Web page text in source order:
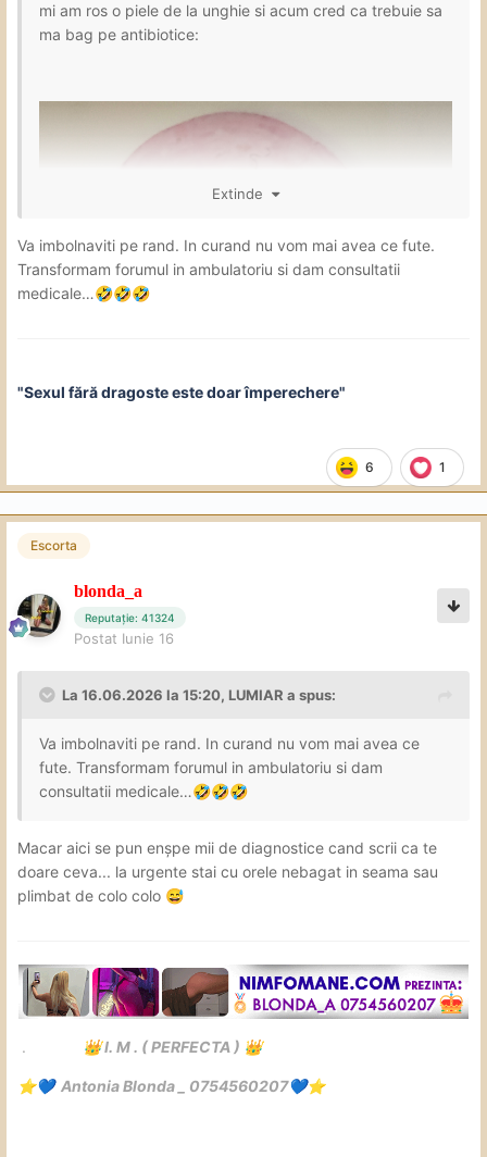
mi am ros o piele de la unghie si acum cred ca trebuie sa
ma bag pe antibiotice:
Extinde
Va imbolnaviti pe rand. In curand nu vom mai avea ce fute.
Transformam forumul in ambulatoriu si dam consultatii
medicale…🤣🤣🤣
6 1
"Sexul fără dragoste este doar împerechere"
Escorta
blonda_a
Reputație: 41324
Postat Iunie 16
La 16.06.2026 la 15:20, LUMIAR a spus:
Va imbolnaviti pe rand. In curand nu vom mai avea ce
fute. Transformam forumul in ambulatoriu si dam
consultatii medicale…🤣🤣🤣
Macar aici se pun enșpe mii de diagnostice cand scrii ca te
doare ceva... la urgente stai cu orele nebagat in seama sau
plimbat de colo colo 😅
️. 👑I. M . ( PERFECTA ) 👑
⭐💙Antonia Blonda _ 0754560207💙⭐